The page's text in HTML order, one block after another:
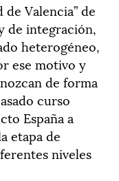
Valencia” de
de integración,
heterogéneo,
ese motivo y
de forma
curso
España a
etapa de
niveles